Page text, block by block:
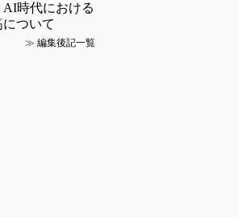
時代における
について
≫ 編集後記一覧